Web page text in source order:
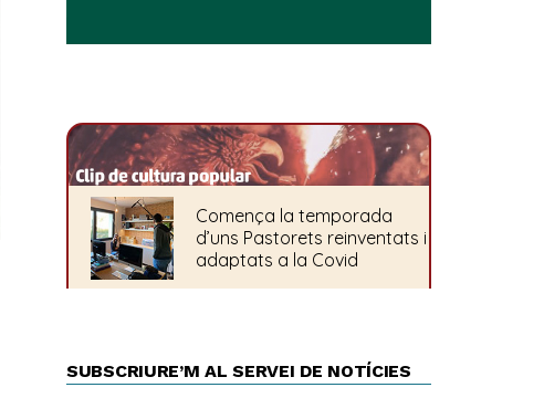
SUBSCRIURE’M AL SERVEI DE NOTÍCIES